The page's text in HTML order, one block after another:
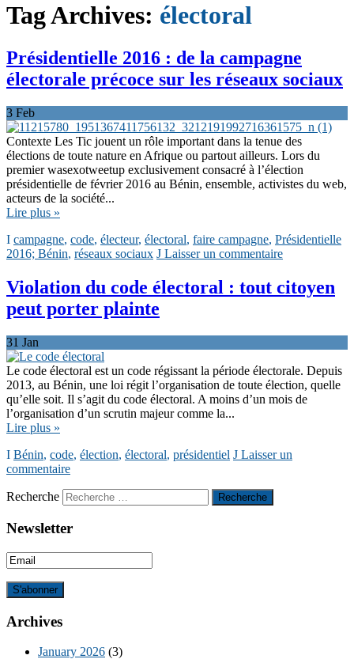
Tag Archives: électoral
Présidentielle 2016 : de la campagne
électorale précoce sur les réseaux sociaux
3 Feb
Contexte Les Tic jouent un rôle important dans la tenue des
élections de toute nature en Afrique ou partout ailleurs. Lors du
premier wasexotweetup exclusivement consacré à l’élection
présidentielle de février 2016 au Bénin, ensemble, activistes du web,
acteurs de la société...
Lire plus »
campagne, code, électeur, électoral, faire campagne, Présidentielle
2016; Bénin, réseaux sociaux Laisser un commentaire
Violation du code électoral : tout citoyen
peut porter plainte
31 Jan
Le code électoral est un code régissant la période électorale. Depuis
2013, au Bénin, une loi régit l’organisation de toute élection, quelle
qu’elle soit. Il s’agit du code électoral. A moins d’un mois de
l’organisation d’un scrutin majeur comme la...
Lire plus »
Bénin, code, élection, électoral, présidentiel
Laisser un
commentaire
Recherche
Newsletter
Archives
January 2026 (3)